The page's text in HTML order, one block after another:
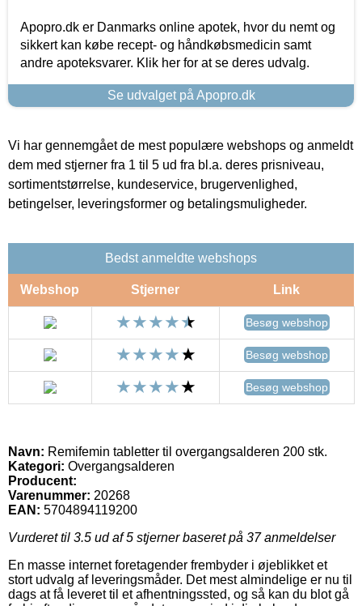
Apopro.dk er Danmarks online apotek, hvor du nemt og
sikkert kan købe recept- og håndkøbsmedicin samt
andre apoteksvarer. Klik her for at se deres udvalg.
Se udvalget på Apopro.dk
Vi har gennemgået de mest populære webshops og anmeldt
dem med stjerner fra 1 til 5 ud fra bl.a. deres prisniveau,
sortimentstørrelse, kundeservice, brugervenlighed,
betingelser, leveringsformer og betalingsmuligheder.
Bedst anmeldte webshops
Webshop Stjerner Link
Besøg webshop
Besøg webshop
Besøg webshop
Navn: Remifemin tabletter til overgangsalderen 200 stk.
Kategori: Overgangsalderen
Producent:
Varenummer: 20268
EAN: 5704894119200
Vurderet til 3.5 ud af 5 stjerner baseret på 37anmeldelser
En masse internet foretagender frembyder i øjeblikket et
stort udvalg af leveringsmåder. Det mest almindelige er nu til
dags at få leveret til et afhentningssted, og så kan du blot gå